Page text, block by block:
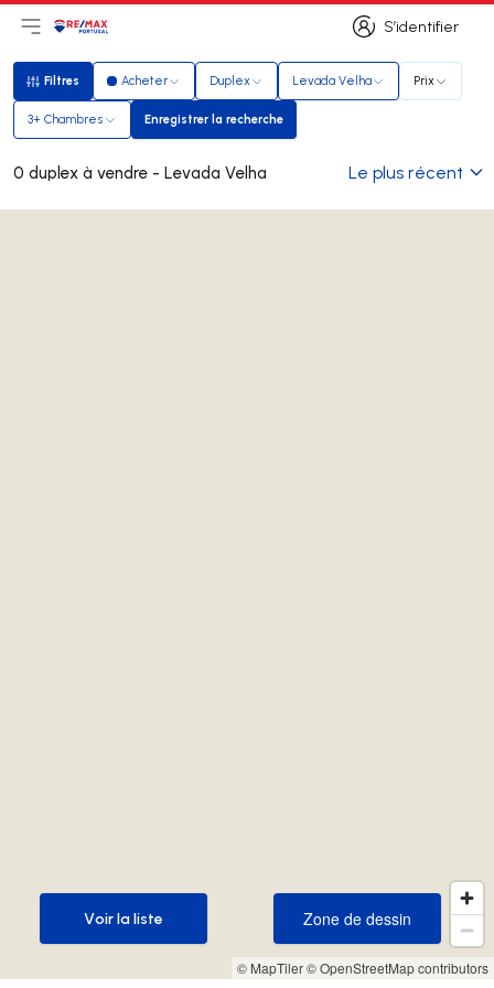
S’identifier
S’identifier
Ouvrir le menu principal
LogoAller à la page d’accueil
Filtres
Filtres Acheter Duplex Levada Velha Prix
3+ Chambres Enregistrer la recherche
Enregistrer la recherche
0 duplex à vendre - Levada Velha Le plus récent
© MapTiler© OpenStreetMap contributors
Zone de dessin
Zone de dessin
Voir la liste
Voir la liste